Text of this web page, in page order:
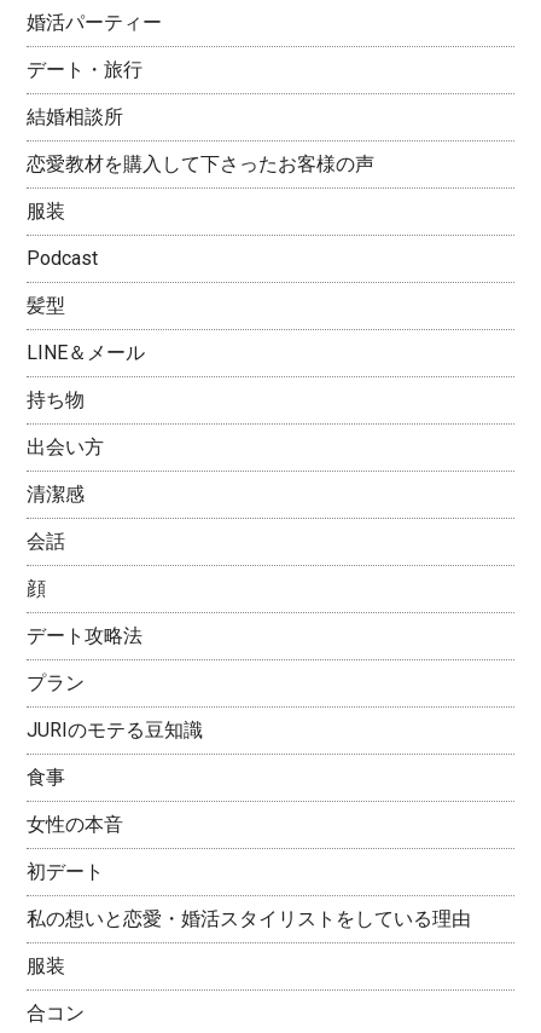
婚活パーティー
デート・旅行
結婚相談所
恋愛教材を購入して下さったお客様の声
服装
Podcast
髪型
LINE＆メール
持ち物
出会い方
清潔感
会話
顔
デート攻略法
プラン
JURIのモテる豆知識
食事
女性の本音
初デート
私の想いと恋愛・婚活スタイリストをしている理由
服装
合コン